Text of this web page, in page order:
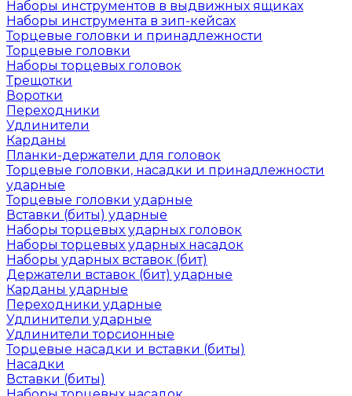
Наборы инструментов в выдвижных ящиках
Наборы инструмента в зип-кейсах
Торцевые головки и принадлежности
Торцевые головки
Наборы торцевых головок
Трещотки
Воротки
Переходники
Удлинители
Карданы
Планки-держатели для головок
Торцевые головки, насадки и принадлежности
ударные
Торцевые головки ударные
Вставки (биты) ударные
Наборы торцевых ударных головок
Наборы торцевых ударных насадок
Наборы ударных вставок (бит)
Держатели вставок (бит) ударные
Карданы ударные
Переходники ударные
Удлинители ударные
Удлинители торсионные
Торцевые насадки и вставки (биты)
Насадки
Вставки (биты)